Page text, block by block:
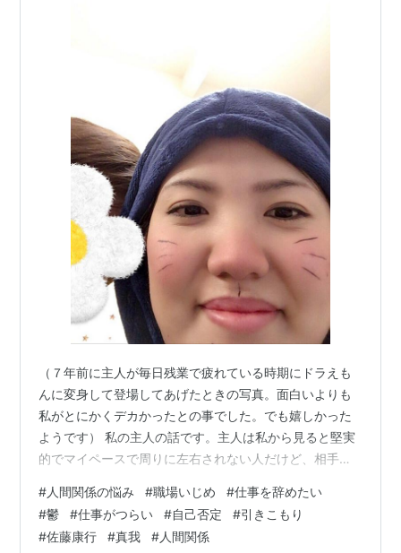
『仕事の80%は人間関係で決まる ムカつく上司と
イラつく部下がいる職場が天国になる神業』アイ
ジーエー出版 2015
『ダイヤモンド・セルフ 本当の自分の見つけ方』日
本アイ・ジー・エー 2007.7
『悩んでいるヤツはなぜ成功するのか? 悩みにふりま
わされない自分になる』日本アイ・ジー・エー
2007.12
『1日ひとつ、変えてみる。』さとうやすゆき 三笠書
房 2008.1.王様文庫
『このワンフレーズがあなたの運命を変える 佐藤康
行一言集』全6巻 日本アイ・ジー・エー 2008-2010
『たった10秒!仕事の悩みスッキリ』ゆづきいづる マ
ンガ ハギジン出版 2008.3
『飛神 あなたの真我は神そのもの今この場で神の世
界へ飛ぶ』日本アイ・ジー・エー 2008
『奇跡を呼び込む「わがままスッキリノート」』た
ま出版 2011.5
『「本当の自分」があなたを救う 宇宙意識を引き出
す方法』アイジーエー出版 2011.3
『宇宙からきたニコニコおじさんの伝言』アイジー
（７年前に主人が毎日残業で疲れている時期にドラえも
んに変身して登場してあげたときの写真。面白いよりも
私がとにかくデカかったとの事でした。でも嬉しかった
ようです） 私の主人の話です。主人は私から見ると堅実
的でマイペースで周りに左右されない人だけど、相手に
でだらしがなく、くだらないことしか話しません。主人
と真面目な話をあまりしたことがなく、衝突や喧嘩もほ
とんどありません。そんなアホな私になにができるのだ
#人間関係の悩み #職場いじめ #仕事を辞めたい
#鬱 #仕事がつらい #自己否定 #引きこもり
#佐藤康行 #真我 #人間関係